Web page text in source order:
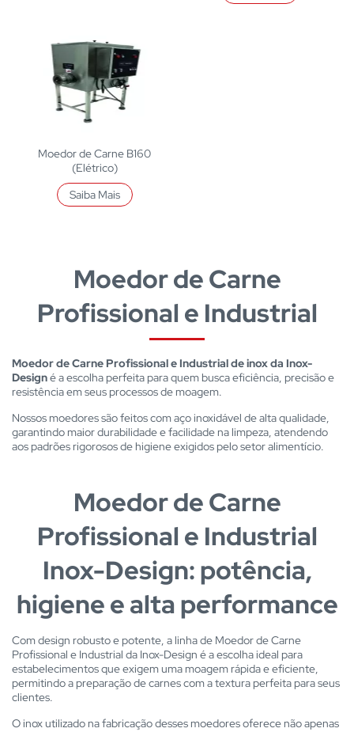
Moedor de Carne B160
(Elétrico)
Saiba Mais
Moedor de Carne
Profissional e Industrial
Moedor de Carne Profissional e Industrial de inox da Inox-
Designé a escolha perfeita para quem busca eficiência, precisão e
resistência em seus processos de moagem.
Nossos moedores são feitos com aço inoxidável de alta qualidade,
garantindo maior durabilidade e facilidade na limpeza, atendendo
aos padrões rigorosos de higiene exigidos pelo setor alimentício.
Moedor de Carne
Profissional e Industrial
Inox-Design: potência,
higiene e alta performance
Com design robusto e potente, a linha de Moedor de Carne
Profissional e Industrial da Inox-Design é a escolha ideal para
estabelecimentos que exigem uma moagem rápida e eficiente,
permitindo a preparação de carnes com a textura perfeita para seus
clientes.
O inox utilizado na fabricação desses moedores oferece não apenas